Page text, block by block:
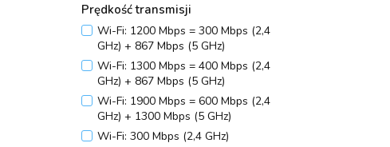
IEEE 802.11g Połączenie
bezprzewodowe do 54 Mb/s,
częstotliwość 2,4 GHz
IEEE 802.11k WLAN Management
System
IEEE 802.11n Połączenie
bezprzewodowe (Wi-Fi 4)
IEEE 802.11r
Prędkość transmisji
Wi-Fi: 1200 Mbps = 300 Mbps (2,4
GHz) + 867 Mbps (5 GHz)
Wi-Fi: 1300 Mbps = 400 Mbps (2,4
GHz) + 867 Mbps (5 GHz)
Wi-Fi: 1900 Mbps = 600 Mbps (2,4
GHz) + 1300 Mbps (5 GHz)
Wi-Fi: 300 Mbps (2,4 GHz)